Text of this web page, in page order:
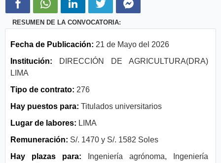
RESUMEN DE LA CONVOCATORIA:
Fecha de Publicación: 21 de Mayo del 2026
Institución: DIRECCIÓN DE AGRICULTURA(DRA)
LIMA
Tipo de contrato: 276
Hay puestos para: Titulados universitarios
Lugar de labores: LIMA
Remuneración: S/. 1470 y S/. 1582 Soles
Hay plazas para: Ingeniería agrónoma, Ingeniería